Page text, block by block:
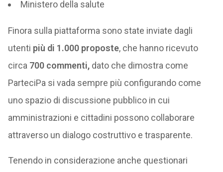
Ministero della salute
Finora sulla piattaforma sono state inviate dagli
utenti più di 1.000 proposte, che hanno ricevuto
circa 700 commenti,dato che dimostra come
ParteciPa si vada sempre più configurando come
uno spazio di discussione pubblico in cui
amministrazioni e cittadini possono collaborare
attraverso un dialogo costruttivo e trasparente.
Tenendo in considerazione anche questionari